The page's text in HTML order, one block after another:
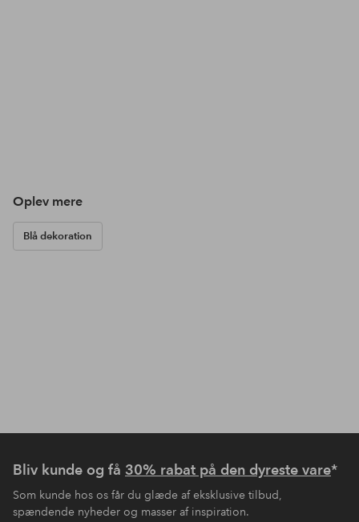
Oplev mere
Blå dekoration
Bliv kunde og få 30% rabat på den dyreste vare*
Som kunde hos os får du glæde af eksklusive tilbud,
spændende nyheder og masser af inspiration.